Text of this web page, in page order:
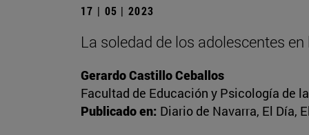
17 | 05 | 2023
La soledad de los adolescentes
Gerardo Castillo Ceballos
Facultad de Educación y Psicología de
Publicado en: Diario de Navarra, El Día,